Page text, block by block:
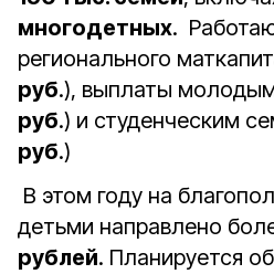
многодетных.
регионального
руб.), выплаты
руб.) и студенческим
руб.)
В этом году на
детьми направлено
рублей. Планируется